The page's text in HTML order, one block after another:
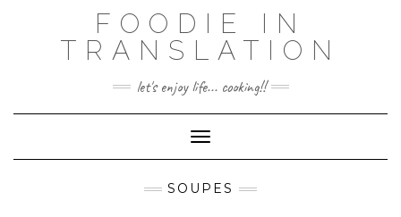
FOODIE IN
TRANSLATION
let's enjoy life... cooking!!
Toggle Navigation
SOUPES